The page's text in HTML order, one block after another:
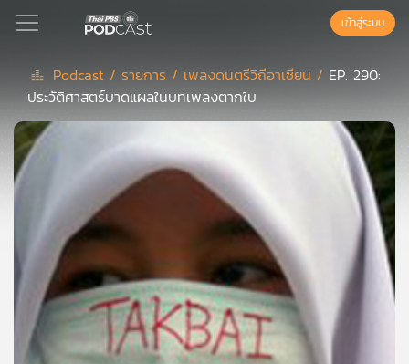
Podcast
เพล
ย์
แนะนำ
เพล
เข้าสู่ระบบ
Podcast / รายการ / เพลงดนตรีวิถีอาเซียน / EP. 290:
ประวัติศาสตร์บาดแผลในบทเพลงตากใบ